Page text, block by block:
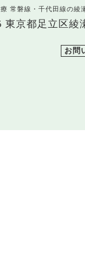
常磐線・千代田線の綾
東京都足立区綾
お問